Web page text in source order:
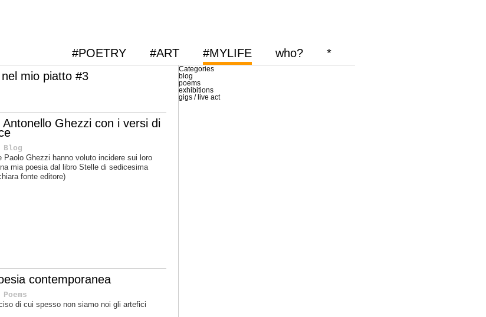
#POETRY #ART #MYLIFE who?
*
mio piatto #3
Antonello Ghezzi con i versi di
Blog
Paolo Ghezzi hanno voluto incidere sui loro
mia poesia dal libro Stelle di sedicesima
fonte editore)
contemporanea
di cui spesso non siamo noi gli artefici
Categories
blog
poems
exhibitions
gigs / live act